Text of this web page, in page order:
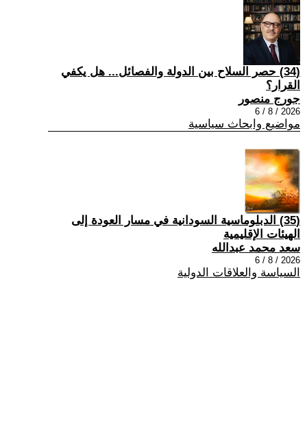
(34) حصر السلاح بين الدولة والفصائل... هل يكفي
القرار؟
جورج منصور
2026 / 8 / 6
مواضيع وابحاث سياسية
(35) الدبلوماسية السودانية في مسار العودة إلى
الهيئات الإقليمية
سعد محمد عبدالله
2026 / 8 / 6
السياسة والعلاقات الدولية